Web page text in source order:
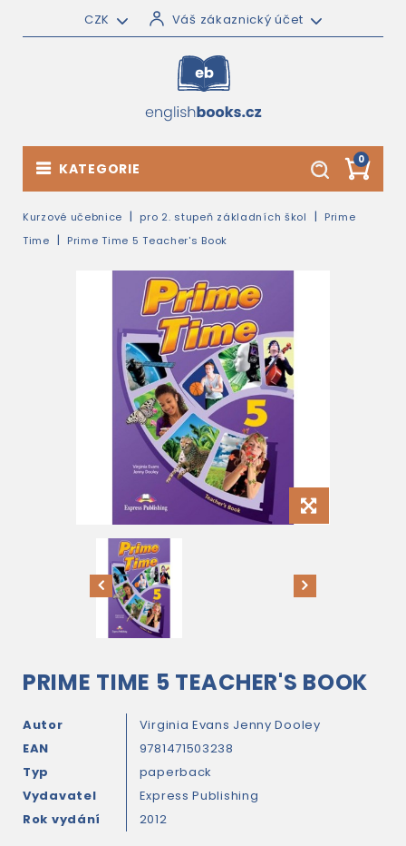
CZK Váš zákaznický účet
0
KATEGORIE
Kurzové učebnice pro 2. stupeň základních škol
Prime
Time
Prime Time 5 Teacher's Book
PRIME TIME 5 TEACHER'S BOOK
Autor Virginia Evans Jenny Dooley
EAN
9781471503238
Typ
paperback
Vydavatel
Express Publishing
Rok vydání
2012